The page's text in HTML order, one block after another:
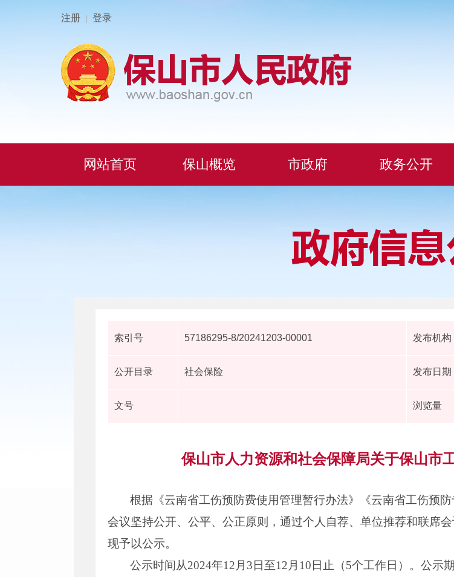
注册 | 登录
网站首页 保山概览 市政府 政务公开
索引号 57186295-8/20241203-00001 发布机构
公开目录 社会保险 发布日期
文号 浏览量
保山市人力资源和社会保障局关于保山市
根据《云南省工伤预防费使用管理暂行办法》《云南省工伤预
会议坚持公开、公平、公正原则，通过个人自荐、单位推荐和联席
现予以公示。
公示时间从2024年12月3日至12月10日止（5个工作日）。公示